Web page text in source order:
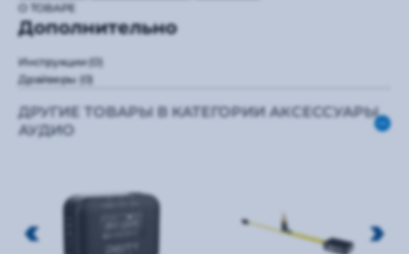
О ТОВАРЕ
Дополнительно
Инструкции(0)
Драйверы (0)
ДРУГИЕ ТОВАРЫ В КАТЕГОРИИ АКСЕССУАРЫ
АУДИО